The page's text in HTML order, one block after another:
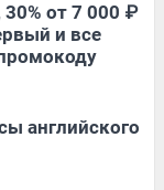
от 7 000 ₽
и все
английского